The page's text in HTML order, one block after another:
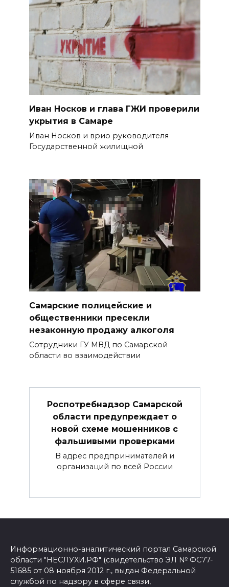
Иван Носков и глава ГЖИ проверили
укрытия в Самаре
Иван Носков и врио руководителя
Государственной жилищной
Самарские полицейские и
общественники пресекли
незаконную продажу алкоголя
Сотрудники ГУ МВД по Самарской
области во взаимодействии
Роспотребнадзор Самарской
области предупреждает о
новой схеме мошенников с
фальшивыми проверками
В адрес предпринимателей и
организаций по всей России
Информационно-аналитический портал Самарской
области "НЕСЛУХИ.РФ" (свидетельство ЭЛ № ФС77-
51685 от 08 ноября 2012 г., выдан Федеральной
службой по надзору в сфере связи,